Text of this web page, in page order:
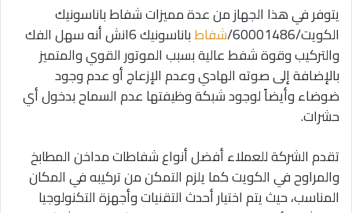
يتوفر في هذا الجهاز من عدة مميزات شفاط باناسونيك
الكويت/60001486/
شفاط
باناسونيك 6انش أنه سهل الفك
والتركيب وقوة شفط عالية بسبب الموتور القوي والمتميز
بالإضافة إلى صوته الهادي وعدم الإزعاج أو عدم وجود
ضوضاء وأيضاً لوجود شبكة وظيفتها عدم السماح بدخول أي
حشرات.
تقدم الشركة للعملاء أفضل أنواع شفاطات مداخن المطابخ
والمراوح في الكويت كما يلزم التمكن من تركيبه في المكان
المناسب، حيث يتم اختيار أحدث التقنيات وأجهزة التكنولوجيا